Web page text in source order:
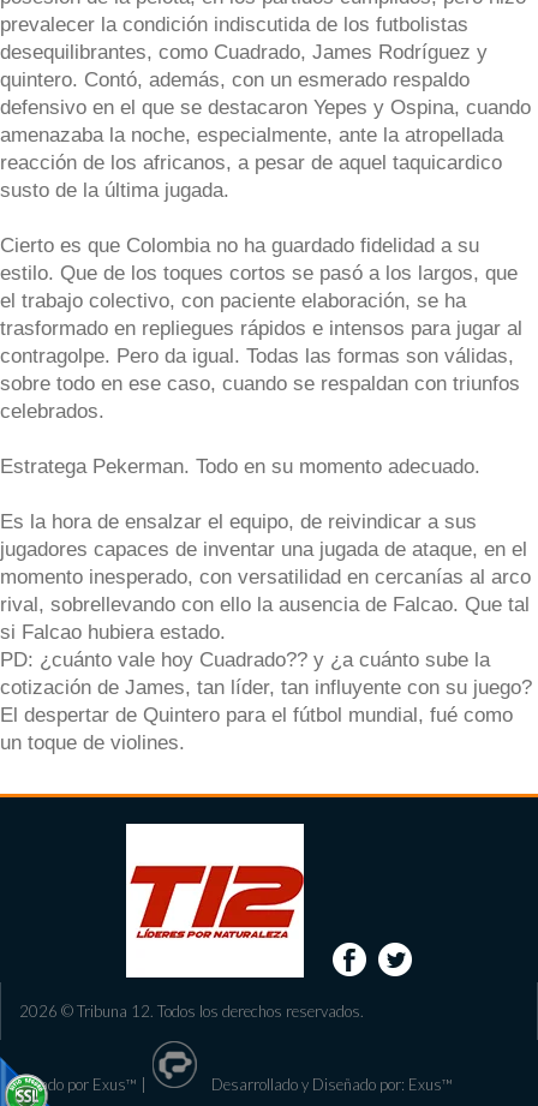
prevalecer la condición indiscutida de los futbolistas
desequilibrantes, como Cuadrado, James Rodríguez y
quintero. Contó, además, con un esmerado respaldo
defensivo en el que se destacaron Yepes y Ospina, cuando
amenazaba la noche, especialmente, ante la atropellada
reacción de los africanos, a pesar de aquel taquicardico
susto de la última jugada.
Cierto es que Colombia no ha guardado fidelidad a su
estilo. Que de los toques cortos se pasó a los largos, que
el trabajo colectivo, con paciente elaboración, se ha
trasformado en repliegues rápidos e intensos para jugar al
contragolpe. Pero da igual. Todas las formas son válidas,
sobre todo en ese caso, cuando se respaldan con triunfos
celebrados.
Estratega Pekerman. Todo en su momento adecuado.
Es la hora de ensalzar el equipo, de reivindicar a sus
jugadores capaces de inventar una jugada de ataque, en el
momento inesperado, con versatilidad en cercanías al arco
rival, sobrellevando con ello la ausencia de Falcao. Que tal
si Falcao hubiera estado.
PD: ¿cuánto vale hoy Cuadrado?? y ¿a cuánto sube la
cotización de James, tan líder, tan influyente con su juego?
El despertar de Quintero para el fútbol mundial, fué como
un toque de violines.
2026 © Tribuna 12. Todos los derechos reservados.
Diseñado por Exus™ Desarrollado y Diseñado por: Exus™